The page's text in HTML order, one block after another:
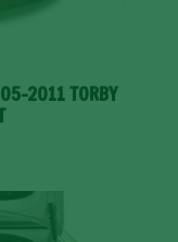
2011 TORBY